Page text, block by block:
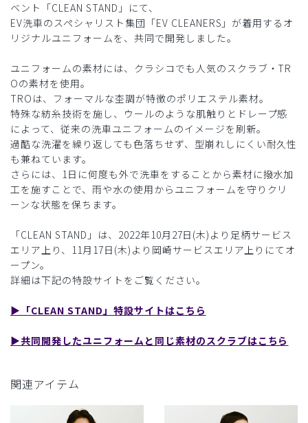
ベント「CLEAN STAND」にて、
EV洗車のスペシャリスト集団「EV CLEANERS」が着用するオ
リジナルユニフォームを、共同で開発しました。
ユニフォームの素材には、クラシコでも人気のスクラブ・TR
Oの素材を使用。
TROは、フォーマルな杢調が特徴のポリエステル素材。
特殊な紡糸技術を施し、ウールのような肌触りとドレープ感
によって、従来の洗車ユニフォームのイメージを刷新。
過酷な洗濯を繰り返しても色落ちせず、型崩れしにくい耐久性
も兼ねています。
さらには、1日に何度も外で洗車をすることから素材に撥水加
工を施すことで、雨や水の使用からユニフォームを守りクリ
ーンな状態を保ちます。
「CLEAN STAND」は、2022年10月27日(木)より足柄サービス
エリア上り、11月17日(木)より岡崎サービスエリア上りにてオ
ープン。
詳細は下記の特設サイトをご覧ください。
▶︎「CLEAN STAND」特設サイトはこちら
▶︎共同開発したユニフォームと同じ素材のスクラブはこちら
関連アイテム